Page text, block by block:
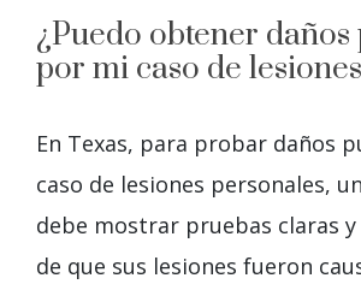
¿Puedo obtener
por mi caso de
En Texas, para probar daños
caso de lesiones personales,
debe mostrar pruebas claras
de que sus lesiones fueron